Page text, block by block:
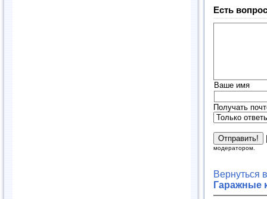
Есть
Ваше имя
Получать
модератором.
Вернуться
Гаражные